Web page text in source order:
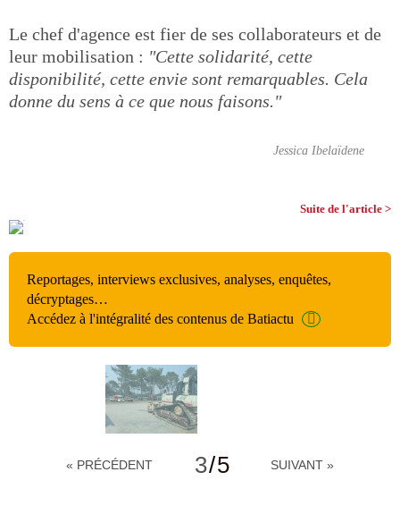
Le chef d'agence est fier de ses collaborateurs et de
leur mobilisation : "Cette solidarité, cette
disponibilité, cette envie sont remarquables. Cela
donne du sens à ce que nous faisons."
Jessica Ibelaïdene
Suite de l'article >
Reportages, interviews exclusives, analyses, enquêtes,
décryptages…
Accédez à l'intégralité des contenus de Batiactu
« PRÉCÉDENT 3/5 SUIVANT »